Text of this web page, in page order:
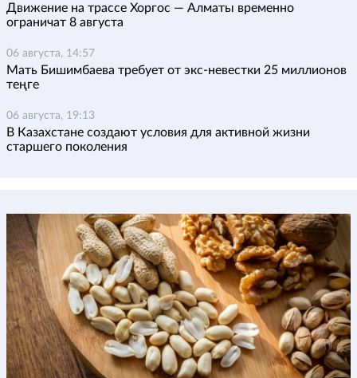
Движение на трассе Хоргос — Алматы временно
ограничат 8 августа
06 августа, 14:57
Мать Бишимбаева требует от экс-невестки 25 миллионов
теңге
06 августа, 19:13
В Казахстане создают условия для активной жизни
старшего поколения